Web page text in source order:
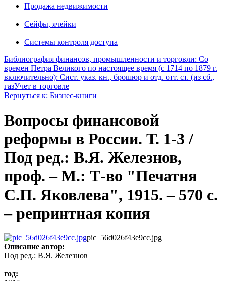
Продажа недвижимости
Сейфы, ячейки
Системы контроля доступа
Библиография финансов, промышленности и торговли: Со
времен Петра Великого по настоящее время (с 1714 по 1879 г.
включительно): Сист. указ. кн., брошюр и отд. отт. ст. (из сб.,
газУчет в торговле
Вернуться к: Бизнес-книги
Вопросы финансовой
реформы в России. Т. 1-3 /
Под ред.: В.Я. Железнов,
проф. – М.: Т-во "Печатня
С.П. Яковлева", 1915. – 570 с.
– репринтная копия
pic_56d026f43e9cc.jpg
Описание автор:
Под ред.: В.Я. Железнов
год: